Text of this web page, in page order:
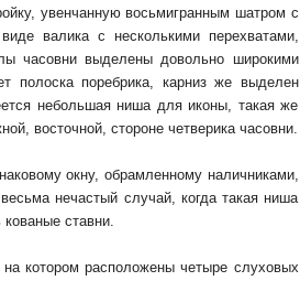
увенчанную восьмигранным шатром с
валика с несколькими перехватами,
часовни выделены довольно широкими
полоска поребрика, карниз же выделен
небольшая ниша для иконы, такая же
восточной, стороне четверика часовни.
окну, обрамленному наличниками,
нечастый случай, когда такая ниша
ставни.
котором расположены четыре слуховых